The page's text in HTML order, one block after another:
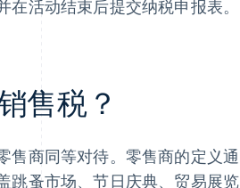
活动结束后提交纳税申报表。
售税？
售商同等对待。零售商的定义通
跳蚤市场、节日庆典、贸易展览